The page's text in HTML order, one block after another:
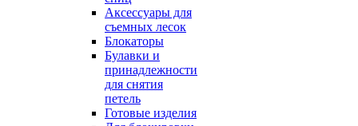
Аксессуары для
съемных лесок
Блокаторы
Булавки и
принадлежности
для снятия
петель
Готовые изделия